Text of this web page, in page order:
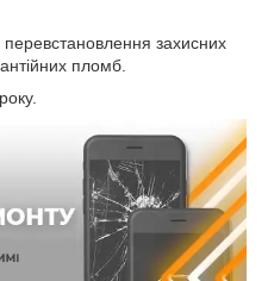
захисних
пломб.